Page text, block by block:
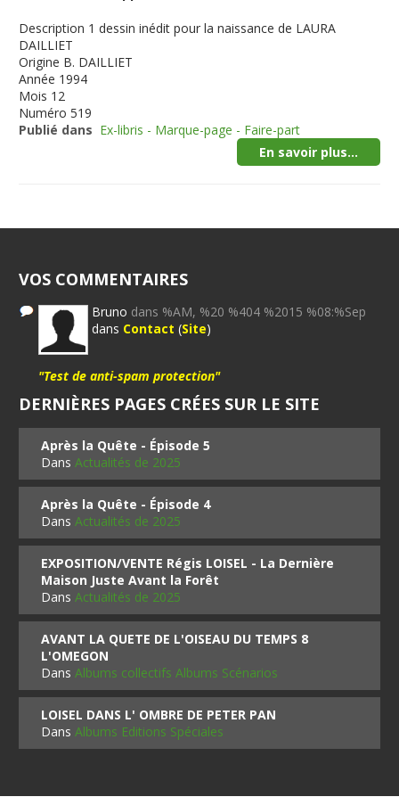
Description 1 dessin inédit pour la naissance de LAURA
DAILLIET
Origine B. DAILLIET
Année 1994
Mois 12
Numéro 519
Publié dans Ex-libris - Marque-page - Faire-part
En savoir plus...
VOS COMMENTAIRES
Bruno dans %AM, %20 %404 %2015 %08:%Sep
dans Contact (Site)
"Test de anti-spam protection"
DERNIÈRES PAGES CRÉES SUR LE SITE
Après la Quête - Épisode 5
DansActualités de 2025
Après la Quête - Épisode 4
DansActualités de 2025
EXPOSITION/VENTE Régis LOISEL - La Dernière
Maison Juste Avant la Forêt
DansActualités de 2025
AVANT LA QUETE DE L'OISEAU DU TEMPS 8
L'OMEGON
DansAlbums collectifs Albums Scénarios
LOISEL DANS L' OMBRE DE PETER PAN
DansAlbums Editions Spéciales